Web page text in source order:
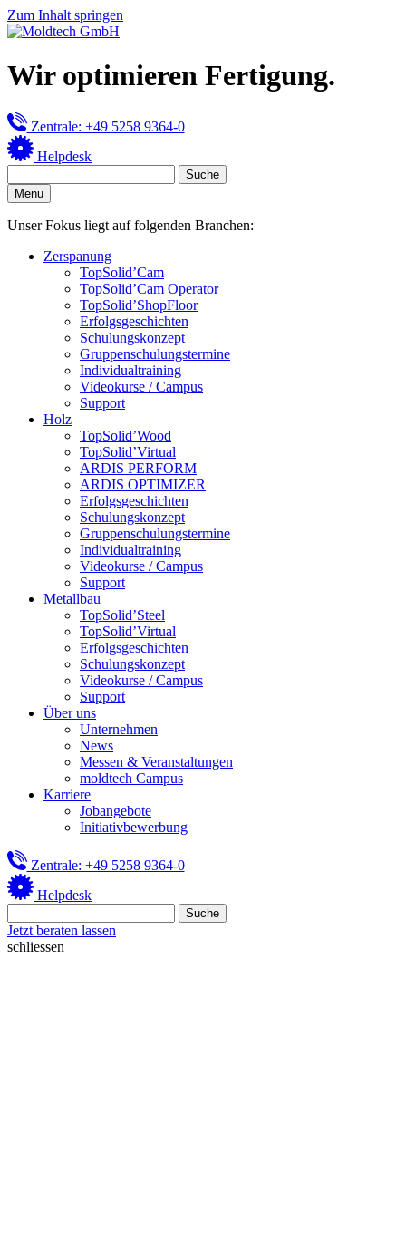
Zum Inhalt springen
Wir optimieren Fertigung.
Zentrale: +49 5258 9364-0
Helpdesk
Menu
Unser Fokus liegt auf folgenden Branchen:
Zerspanung
TopSolid’Cam
TopSolid’Cam Operator
TopSolid’ShopFloor
Erfolgsgeschichten
Schulungskonzept
Gruppenschulungstermine
Individualtraining
Videokurse / Campus
Support
Holz
TopSolid’Wood
TopSolid’Virtual
ARDIS PERFORM
ARDIS OPTIMIZER
Erfolgsgeschichten
Schulungskonzept
Gruppenschulungstermine
Individualtraining
Videokurse / Campus
Support
Metallbau
TopSolid’Steel
TopSolid’Virtual
Erfolgsgeschichten
Schulungskonzept
Videokurse / Campus
Support
Über uns
Unternehmen
News
Messen & Veranstaltungen
moldtech Campus
Karriere
Jobangebote
Initiativbewerbung
Zentrale: +49 5258 9364-0
Helpdesk
Jetzt beraten lassen
schliessen